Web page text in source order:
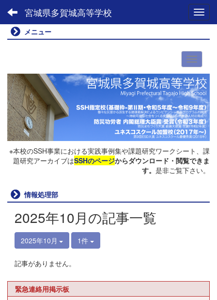
宮城県多賀城高等学校
メニュー
※本校のSSH事業における実践事例集や課題研究ワークシート、課
題研究アーカイブはSSHのページからダウンロード・閲覧できま
す。 是非ご覧下さい。
情報処理部
2025年10月の記事一覧
2025年10月 1件
記事がありません。
緊急連絡用掲示板